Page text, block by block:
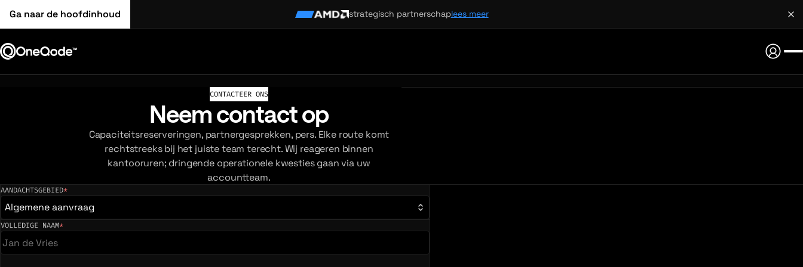
Ga naar de hoofdinhoud strategisch partnerschaplees meer
CONTACTEER ONS
Neem contact op
Capaciteitsreserveringen, partnergesprekken, pers. Elke route komt
rechtstreeks bij het juiste team terecht. Wij reageren binnen
kantooruren; dringende operationele kwesties gaan via uw
accountteam.
AANDACHTSGEBIED*
(vereist)
Algemene aanvraag
VOLLEDIGE NAAM*
(vereist)